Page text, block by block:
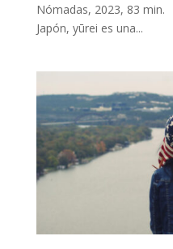
Nómadas, 2023, 83
Japón, yūrei es una...